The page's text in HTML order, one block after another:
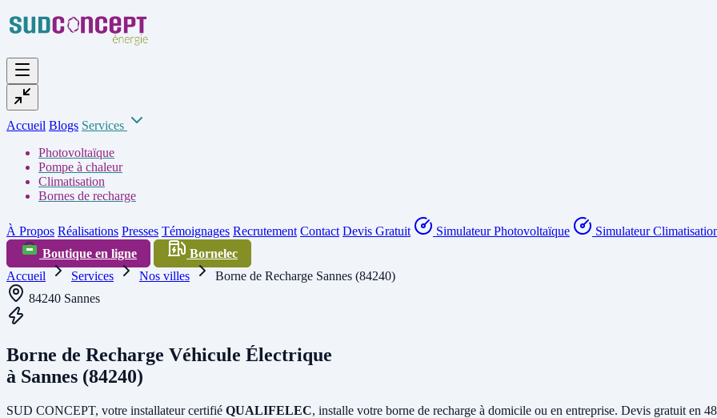
Accueil Blogs Services
Photovoltaïque
Pompe à chaleur
Climatisation
Bornes de recharge
À Propos Réalisations Presses Témoignages Recrutement Contact Devis Gratuit Simulateur Photovoltaïque Simulateur
Boutique en ligne
Bornelec
Accueil
Services Nos villes
Borne de Recharge Sannes (84240)
84240 Sannes
Borne de Recharge Véhicule Électrique
à Sannes (84240)
SUD CONCEPT, votre installateur certifié QUALIFELEC, installe votre borne de recharge à domicile ou en entreprise. Devis gratuit en